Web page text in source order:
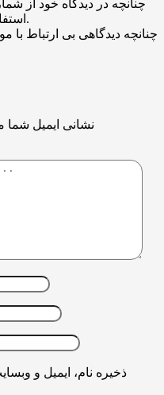
استفاده کرده باشید تایید نخواهد شد.
چنانچه دیدگاهی بی ارتباط
نشانی ایمیل شما
ذخیره نام، ایمیل و